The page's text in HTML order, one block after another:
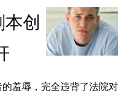
创
羞辱，完全违背了法院对